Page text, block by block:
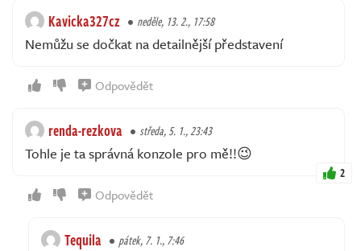
Kavicka327cz neděle, 13. 2., 17:58
Nemůžu se dočkat na detailnější představení
Odpovědět
renda-rezkova středa, 5. 1., 23:43
Tohle je ta správná konzole pro mě!!😉
2
Odpovědět
Tequila pátek, 7. 1., 7:46